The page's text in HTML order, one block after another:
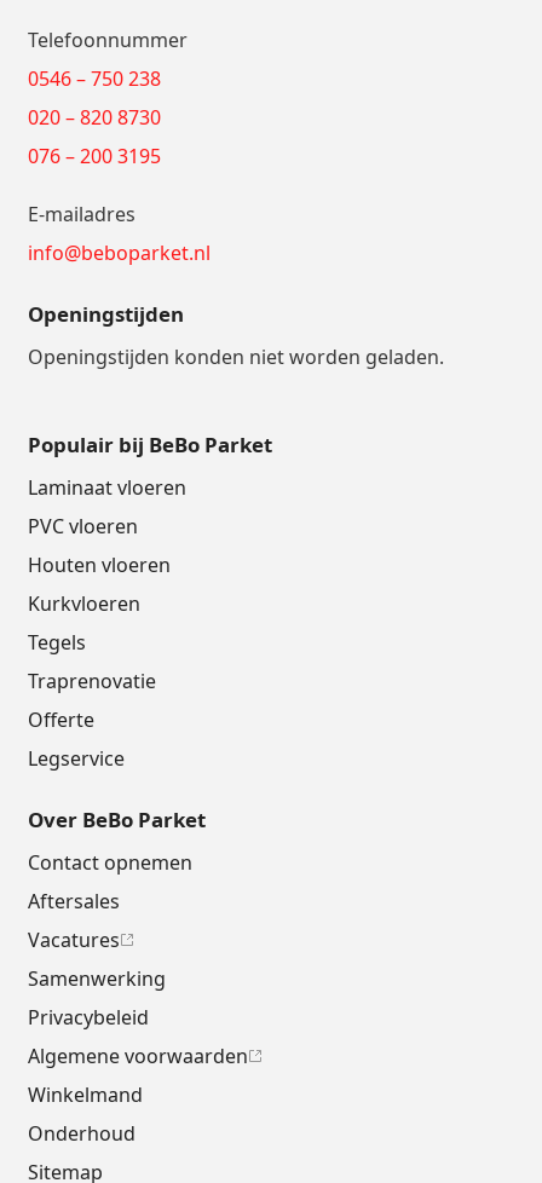
Telefoonnummer
0546 – 750 238
020 – 820 8730
076 – 200 3195
E-mailadres
info@beboparket.nl
Openingstijden
Openingstijden konden niet worden geladen.
Populair bij BeBo Parket
Laminaat vloeren
PVC vloeren
Houten vloeren
Kurkvloeren
Tegels
Traprenovatie
Offerte
Legservice
Over BeBo Parket
Contact opnemen
Aftersales
Vacatures
Samenwerking
Privacybeleid
Algemene voorwaarden
Winkelmand
Onderhoud
Sitemap